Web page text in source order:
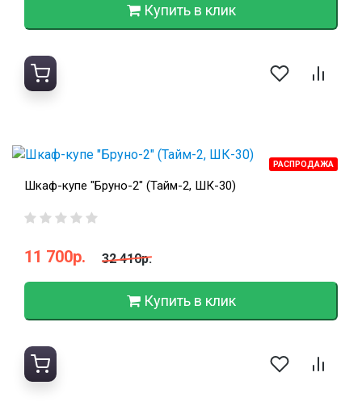
Купить в клик
РАСПРОДАЖА
Шкаф-купе "Бруно-2" (Тайм-2, ШК-30)
11 700р. 32 410р.
Купить в клик